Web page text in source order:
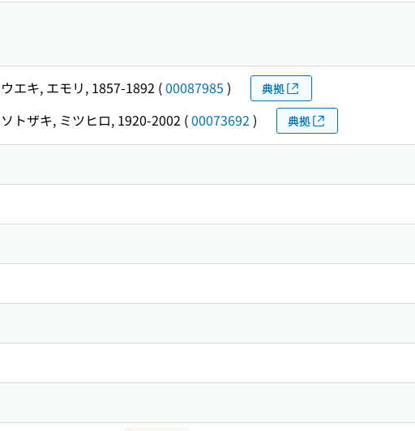
ウエキ, エモリ, 1857-1892 (00087985 ) 典拠
ソトザキ, ミツヒロ, 1920-2002 (00073692 ) 典拠